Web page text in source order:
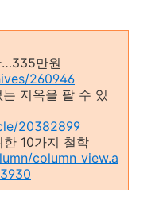
…335만원
260946
지옥을 팔 수 있
20382899
10가지 철학
column_view.a